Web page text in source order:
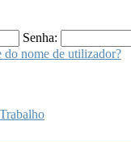
Senha:
do nome de utilizador?